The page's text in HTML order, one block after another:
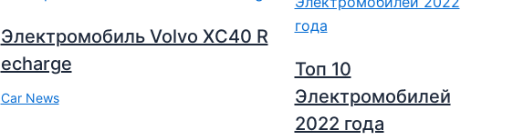
Электромобиль Volvo XC40 R
echarge
Car News
Топ 10
Электромобилей
2022 года